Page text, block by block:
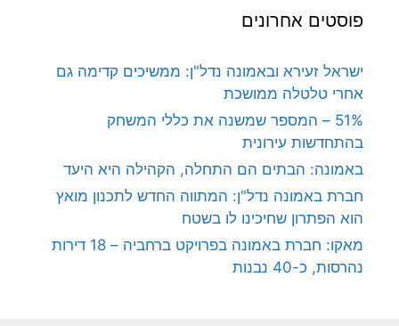
פוסטים אחרונים
ישראל זעירא ובאמונה נדל"ן: ממשיכים קדימה גם
אחרי טלטלה ממושכת
51% – המספר שמשנה את כללי המשחק
בהתחדשות עירונית
באמונה: הבתים הם התחלה, הקהילה היא היעד
חברת באמונה נדל"ן: המתווה החדש לתכנון מואץ
הוא הפתרון שחיכינו לו בשטח
מאקו: חברת באמונה בפרויקט ברחביה – 18 דירות
נהרסות, כ-40 נבנות